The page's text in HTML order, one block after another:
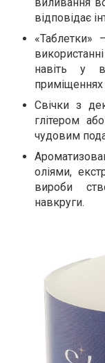
відповідає
«Таблетки»
навіть у
Свічки з
глітером
чудовим
оліями,
вироби
навкруги.